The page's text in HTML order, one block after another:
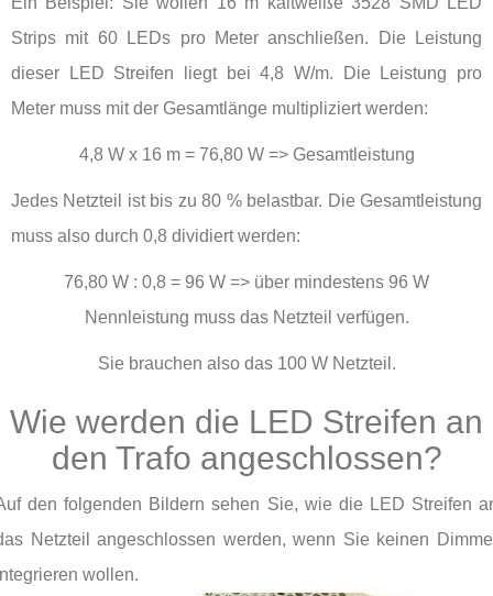
Strips mit 60 LEDs pro Meter anschließen. Die Leistung
dieser LED Streifen liegt bei 4,8 W/m. Die Leistung pro
Meter muss mit der Gesamtlänge multipliziert werden:
4,8 W x 16 m = 76,80 W => Gesamtleistung
Jedes Netzteil ist bis zu 80 % belastbar. Die Gesamtleistung
muss also durch 0,8 dividiert werden:
76,80 W : 0,8 = 96 W => über mindestens 96 W
Nennleistung muss das Netzteil verfügen.
Sie brauchen also das 100 W Netzteil.
Wie werden die LED Streifen an
den Trafo angeschlossen?
den folgenden Bildern sehen Sie, wie die LED Streifen
Netzteil angeschlossen werden, wenn Sie keinen
wollen.